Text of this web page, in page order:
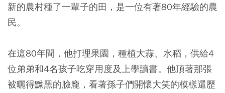
新的農村種了一輩子的田，是一位有著80年經驗的農
民。
在這80年間，他打理果園，種植大蒜、水稻，供給4
位弟弟和4名孩子吃穿用度及上學讀書。他頂著那張
被曬得黝黑的臉龐，看著孫子們開懷大笑的模樣還歷